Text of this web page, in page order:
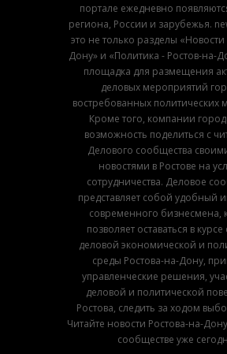
портале ежедневно
региона, России и зарубежья.
это не только разделы «Новости
Дону» и «Политика - Ростов-на-
площадка для размещения
деловых мероприятий
востребованных политических
Кроме того, компании
возможность поделиться с
Делового сообщества
новостями в Ростове на
сотрудничества. Деловое
представляет собой удобный
современного бизнесмена,
позволяет оставаться в
деловой экономической и
среды Ростова-на-Дону,
управленческие решения,
деловой и политической
Ростова, следить за ходом
Читайте новости Ростова-на-
сообществе уже